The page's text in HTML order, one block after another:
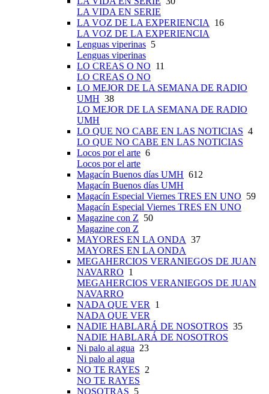
LA VIDA EN SERIE
LA VOZ DE LA EXPERIENCIA
16
LA VOZ DE LA EXPERIENCIA
Lenguas viperinas 5
Lenguas viperinas
LO CREAS O NO 11
LO CREAS O NO
LO MEJOR DE LA SEMANA DE RADIO
UMH 38
LO MEJOR DE LA SEMANA DE RADIO
UMH
LO QUE NO CABE EN LAS NOTICIAS 4
LO QUE NO CABE EN LAS NOTICIAS
Locos por el arte 6
Locos por el arte
Magacín Buenos días UMH 612
Magacín Buenos días UMH
Magacín Especial Viernes TRES EN UNO 59
Magacín Especial Viernes TRES EN UNO
Magazine con Z 50
Magazine con Z
MAYORES EN LA ONDA 37
MAYORES EN LA ONDA
MEGAHERCIOS VERANIEGOS DE JUAN
NAVARRO 1
MEGAHERCIOS VERANIEGOS DE JUAN
NAVARRO
NADA QUE VER
1
NADA QUE VER
NADIE HABLARÁ DE NOSOTROS 35
NADIE HABLARÁ DE NOSOTROS
Ni palo al agua 23
Ni palo al agua
NO TE RAYES 2
NO TE RAYES
NOSOTRAS 5